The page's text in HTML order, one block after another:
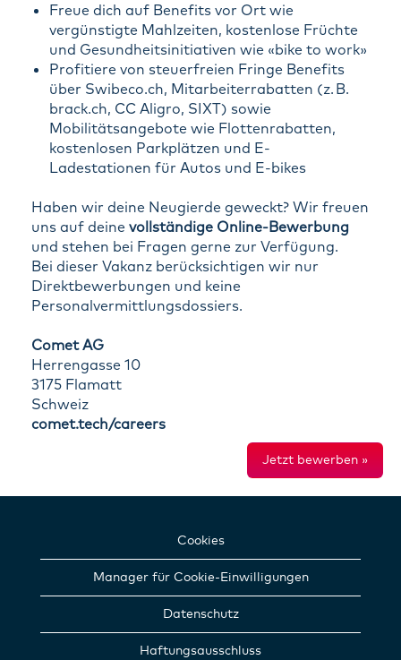
Freue dich auf Benefits vor Ort wie
vergünstigte Mahlzeiten, kostenlose Früchte
und Gesundheitsinitiativen wie «bike to work»
Profitiere von steuerfreien Fringe Benefits
über Swibeco.ch, Mitarbeiterrabatten (z. B.
brack.ch, CC Aligro, SIXT) sowie
Mobilitätsangebote wie Flottenrabatten,
kostenlosen Parkplätzen und E-
Ladestationen für Autos und E-bikes
Haben wir deine Neugierde geweckt? Wir freuen
uns auf deine vollständige Online-Bewerbung
und stehen bei Fragen gerne zur Verfügung.
Bei dieser Vakanz berücksichtigen wir nur
Direktbewerbungen und keine
Personalvermittlungsdossiers.
Comet AG
Herrengasse 10
3175 Flamatt
Schweiz
comet.tech/careers
Jetzt bewerben »
Cookies
Manager für Cookie-Einwilligungen
Datenschutz
Haftungsausschluss